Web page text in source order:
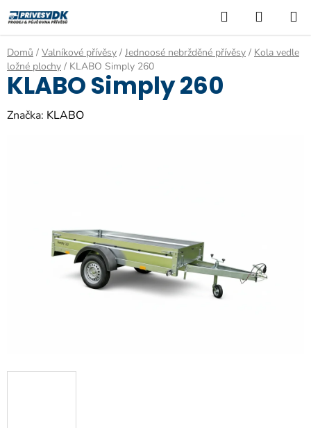
na
obsah
Hledat
KOŠÍK
Domů / Valníkové přívěsy / Jednoosé nebržděné přívěsy / Kola vedle
ložné plochy / KLABO Simply 260
KLABO Simply 260
Značka: KLABO